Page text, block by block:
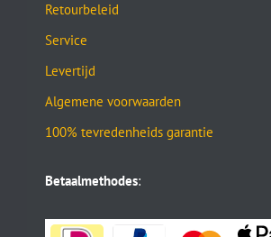
Retourbeleid
Service
Levertijd
Algemene voorwaarden
100% tevredenheids garantie
Betaalmethodes: